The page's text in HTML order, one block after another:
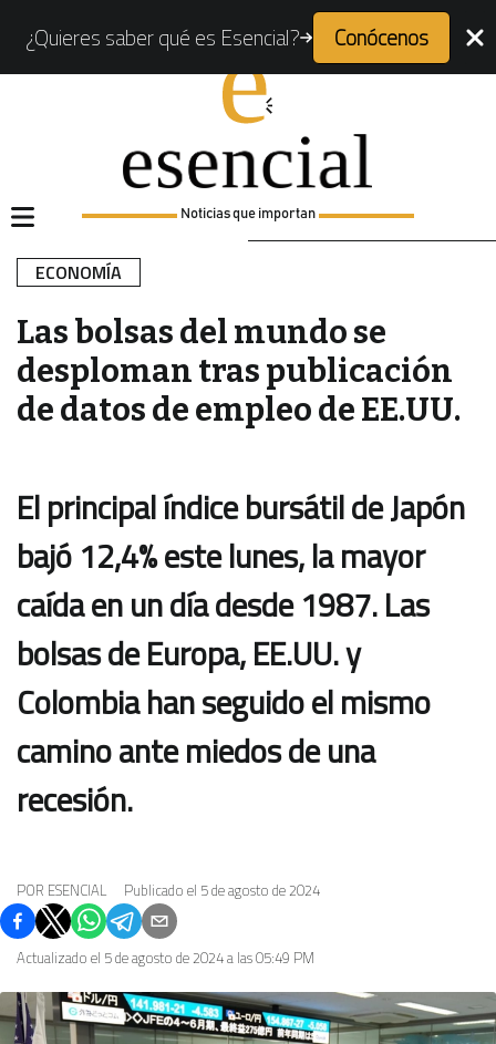
¿Quieres saber qué es Esencial? Conócenos
Noticias que importan
ECONOMÍA
Las bolsas del mundo se
desploman tras publicación
de datos de empleo de EE.UU.
El principal índice bursátil de Japón
bajó 12,4% este lunes, la mayor
caída en un día desde 1987. Las
bolsas de Europa, EE.UU. y
Colombia han seguido el mismo
camino ante miedos de una
recesión.
POR ESENCIAL Publicado el 5 de agosto de 2024
Actualizado el 5 de agosto de 2024 a las 05:49 PM